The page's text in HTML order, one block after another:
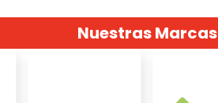
Nuestras Marcas